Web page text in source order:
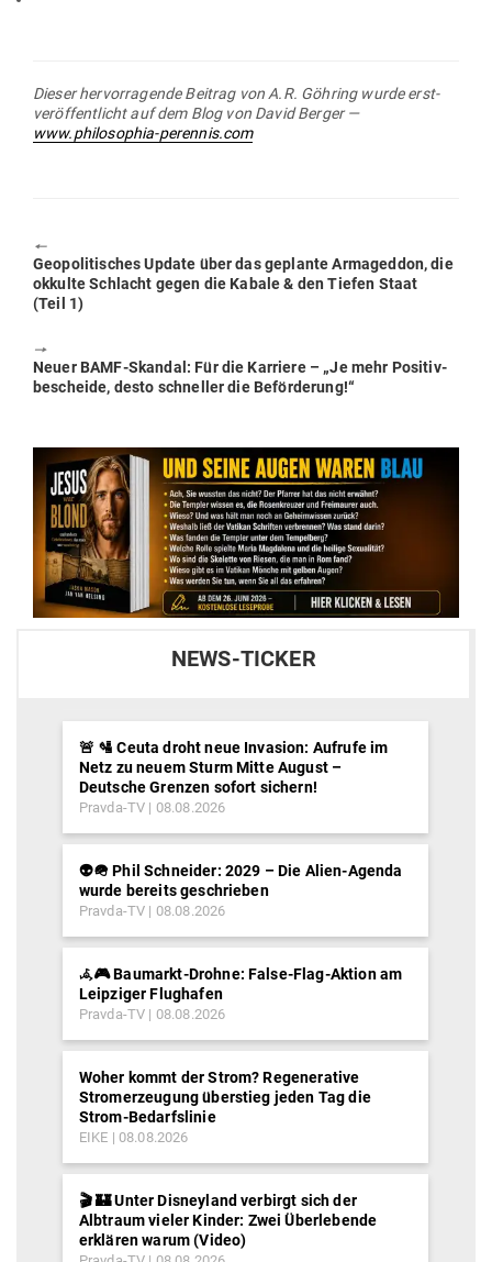
Dieser her­vor­ra­gende Beitrag von A.R. Göhring wurde erst­
ver­öf­fent­licht auf dem Blog von David Berger —
www.philosophia-perennis.com
🠔
Previous
post:
Geo­po­li­ti­sches Update über das geplante Arma­geddon, die
okkulte Schlacht gegen die Kabale & den Tiefen Staat
(Teil 1)
🠖
Next
post:
Neuer BAMF-Skandal: Für die Kar­riere – „Je mehr Posi­tiv­
be­scheide, desto schneller die Beförderung!“
NEWS-TICKER
🚨 🛂 Ceuta droht neue Invasion: Aufrufe im
Netz zu neuem Sturm Mitte August –
Deutsche Grenzen sofort sichern!
Pravda-TV 08.08.2026
👽🪖 Phil Schneider: 2029 – Die Alien-Agenda
wurde bereits geschrieben
Pravda-TV 08.08.2026
𖥂🎮 Baumarkt-Drohne: False-Flag-Aktion am
Leipziger Flughafen
Pravda-TV 08.08.2026
Woher kommt der Strom? Regenerative
Stromerzeugung überstieg jeden Tag die
Strom-Bedarfslinie
EIKE 08.08.2026
🎬 🏰 Unter Disneyland verbirgt sich der
Albtraum vieler Kinder: Zwei Überlebende
erklären warum (Video)